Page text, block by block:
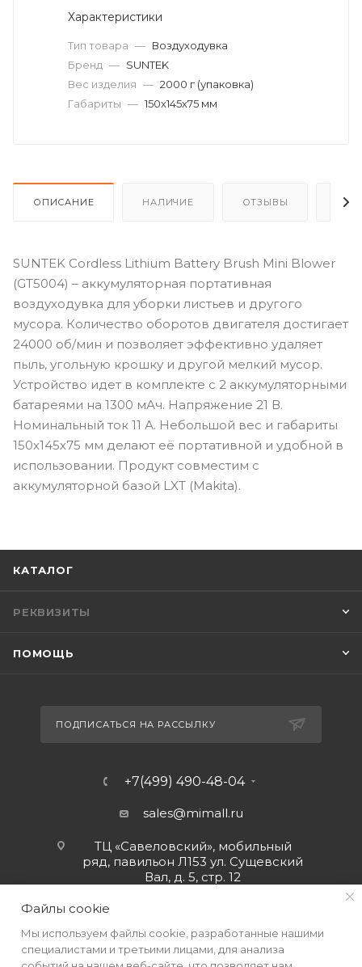
Характеристики
Тип товара — Воздуходувка
Бренд — SUNTEK
Вес изделия — 2000 г (упаковка)
Габариты — 150х145х75 мм
ОПИСАНИЕ НАЛИЧИЕ ОТЗЫВЫ
SUNTEK Cordless Lithium Battery Brush Mini Blower
(GT5004) – аккумуляторная портативная
воздуходувка для уборки листьев и другого
мусора. Количество оборотов двигателя достигает
24000 об/мин и позволяет эффективно удаляет
пыль, угольную крошку и другой мелкий мусор.
Устройство идет в комплекте с 2 аккумуляторными
батареями на 1300 мАч. Напряжение 21 В.
Номинальный ток 11 А. Небольшой вес и габариты
150х145х75 мм делают её портативной и удобной в
использовании. Продукт совместим с
аккумуляторной базой LXT (Makita).
КАТАЛОГ
РЕКВИЗИТЫ
ПОМОЩЬ
ПОДПИСАТЬСЯ НА РАССЫЛКУ
+7(499) 490-48-04
sales@mimall.ru
ТЦ «Савеловский», мобильный
ряд, павильон Л153 ул. Сущевский
Вал, д. 5, стр. 12
Файлы cookie
Мы используем файлы cookie, разработанные нашими
специалистами и третьими лицами, для анализа